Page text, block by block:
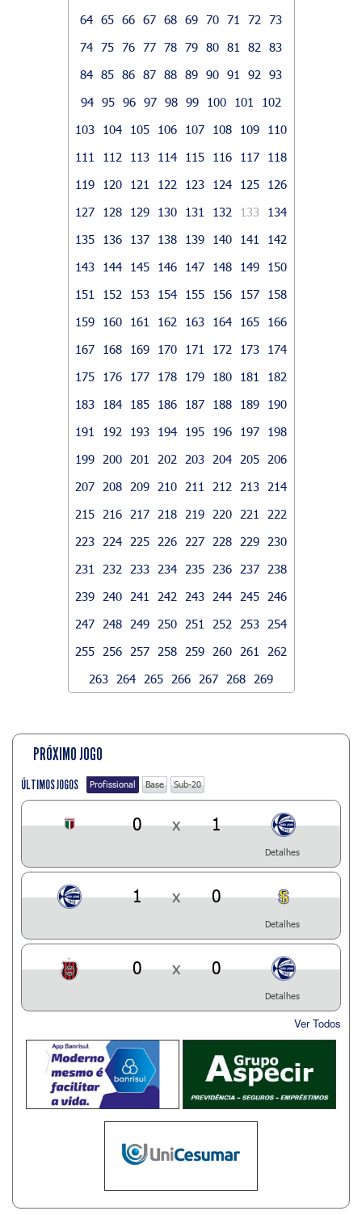
64 65 66 67 68 69 70 71 72
73
74 75 76 77 78 79 80 81 82
83
84 85 86 87 88 89 90 91 92
93
94 95 96 97 98 99 100 101
102
103
104 105 106 107 108 109
110
111
112 113 114 115 116 117
118
119
120 121 122 123 124 125
126
127
128 129 130 131 132 133
134
135
136 137 138 139 140 141
142
143
144 145 146 147 148 149
150
151
152 153 154 155 156 157
158
159
160 161 162 163 164 165
166
167
168 169 170 171 172 173
174
175
176 177 178 179 180 181
182
183
184 185 186 187 188 189
190
191
192 193 194 195 196 197
198
199
200 201 202 203 204 205
206
207
208 209 210 211 212 213
214
215
216 217 218 219 220 221
222
223
224 225 226 227 228 229
230
231
232 233 234 235 236 237
238
239
240 241 242 243 244 245
246
247
248 249 250 251 252 253
254
255
256 257 258 259 260 261
262
263
264 265 266 267 268 269
PRÓXIMO JOGO
ÚLTIMOS JOGOS Profissional Base Sub-20
0 x 1
Detalhes
1 x 0
Detalhes
0 x 0
Detalhes
Ver Todos